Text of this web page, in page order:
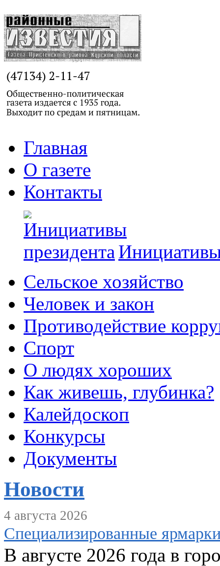
Главная
О газете
Контакты
Сельское хозяйство
Человек и закон
Противодействие
Спорт
О людях хороших
Как живешь, глубинка?
Калейдоскоп
Конкурсы
Документы
Новости
4 августа 2026
Специализированные
В августе 2026 года в